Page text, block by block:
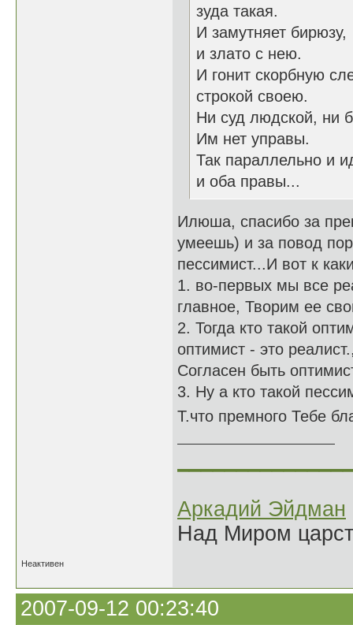
зуда такая.
И замутняет бирюзу,
и злато с нею.
И гонит скорбную
строкой своею.
Ни суд людской, ни
Им нет управы.
Так параллельно и
и оба правы...
Илюша, спасибо за
умеешь) и за повод
пессимист...И вот к
1. во-первых мы все
главное, Творим ее
2. Тогда кто такой
оптимист - это
Согласен быть
3. Ну а кто такой
Т.что премного Тебе
Аркадий Эйдман
Над Миром
Неактивен
2007-09-12 00:23:40